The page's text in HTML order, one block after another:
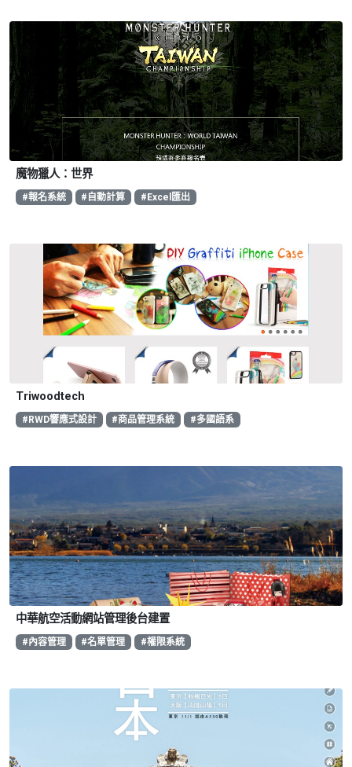
魔物獵人：世界
#報名系統 #自動計算 #Excel匯出
Triwoodtech
#RWD響應式設計 #商品管理系統 #多國語系
中華航空活動網站管理後台建置
#內容管理 #名單管理 #權限系統